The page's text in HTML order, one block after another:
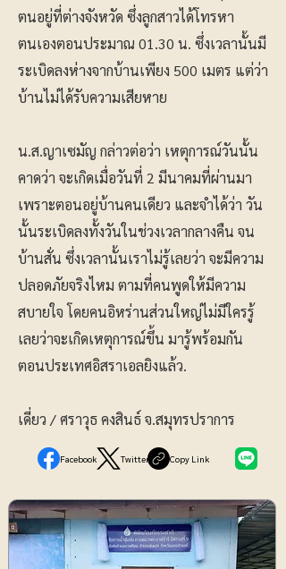
ตนอยู่ที่ต่างจังหวัด ซึ่งลูกสาวได้โทรหา
ตนเองตอนประมาณ 01.30 น. ซึ่งเวลานั้นมี
ระเบิดลงห่างจากบ้านเพียง 500 เมตร แต่ว่า
บ้านไม่ได้รับความเสียหาย
น.ส.ญาเซมัญ กล่าวต่อว่า เหตุการณ์วันนั้น
คาดว่า จะเกิดเมื่อวันที่ 2 มีนาคมที่ผ่านมา
เพราะตอนอยู่บ้านคนเดียว และจำได้ว่า วัน
นั้นระเบิดลงทั้งวันในช่วงเวลากลางคืน จน
บ้านสั่น ซึ่งเวลานั้นเราไม่รู้เลยว่า จะมีความ
ปลอดภัยจริงไหม ตามที่คนพูดให้มีความ
สบายใจ โดยคนอิหร่านส่วนใหญ่ไม่มีใครรู้
เลยว่าจะเกิดเหตุการณ์ขึ้น มารู้พร้อมกัน
ตอนประเทศอิสราเอลยิงแล้ว.
เดี่ยว / ศราวุธ คงสินธ์ จ.สมุทรปราการ
Facebook Twitter Copy Link